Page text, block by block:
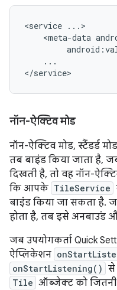
<service
<meta-data
...
नॉन-ऐक्टिव मोड
नॉन-ऐक्टिव मोड, स्टैंडर्ड
तब बाइंड किया जाता है,
दिखती है, तो वह नॉन-
कि आपके TileService
बाइंड किया जा सकता है.
होता है, तब इसे अनबाउंड
जब उपयोगकर्ता Quick
ऐप्लिकेशन
onStartListening() से
Tile ऑब्जेक्ट को जितनी